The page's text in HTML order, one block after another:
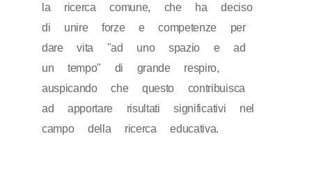
la ricerca comune, che ha deciso
di unire forze e competenze per
dare vita "ad uno spazio e ad
un tempo" di grande respiro,
auspicando che questo contribuisca
ad apportare risultati significativi nel
campo della ricerca educativa.